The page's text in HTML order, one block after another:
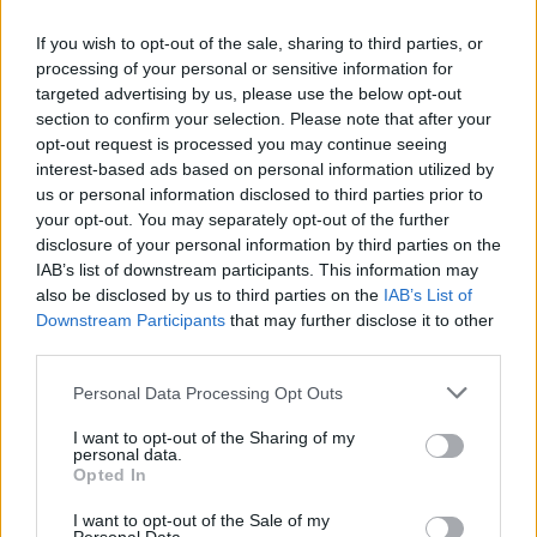
If you wish to opt-out of the sale, sharing to third parties, or
processing of your personal or sensitive information for
targeted advertising by us, please use the below opt-out
section to confirm your selection. Please note that after your
opt-out request is processed you may continue seeing
interest-based ads based on personal information utilized by
us or personal information disclosed to third parties prior to
your opt-out. You may separately opt-out of the further
disclosure of your personal information by third parties on the
IAB’s list of downstream participants. This information may
also be disclosed by us to third parties on the IAB’s List of
Downstream Participants that may further disclose it to other
Please note that this website/app uses one or more Google
not limited to your visit or usage behaviour. You may click to
grant or deny consent to Google and its third-party tags to
use your data for below specified purposes in below Google
consent section.
Personal Data Processing Opt Outs
I want to opt-out of the Sharing of my
personal data.
Opted In
I want to opt-out of the Sale of my
Barba Negra Track
Ektomorf – Moby Dick – Akela – The Southern
Oracle
Hirdetés •2015. augusztus 04.